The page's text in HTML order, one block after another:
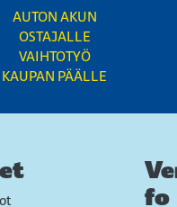
AUTON AKUN
OSTAJALLE
VAIHTOTYÖ
KAUPAN PÄÄLLE
fo